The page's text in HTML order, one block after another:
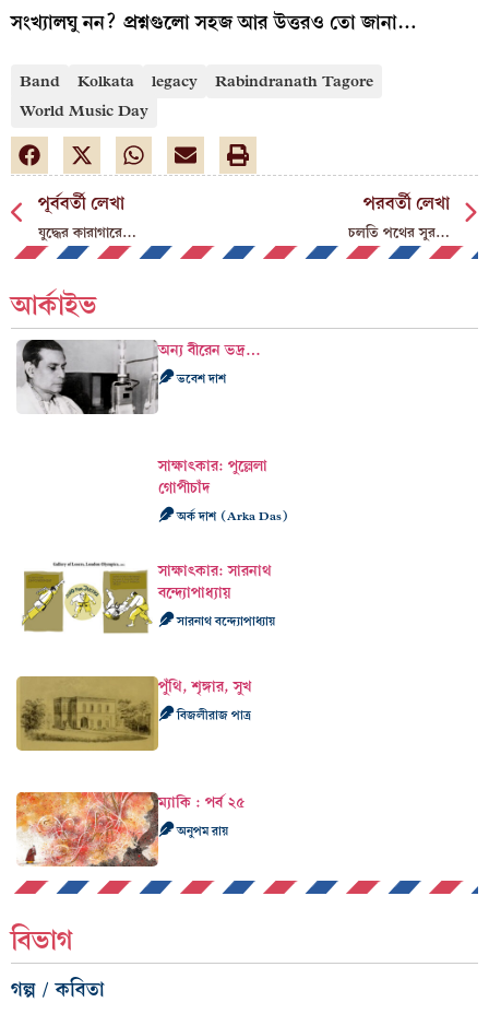
সংখ্যালঘু নন? প্রশ্নগুলো সহজ আর উত্তরও তো জানা…
Band Kolkata legacy
Rabindranath Tagore
World Music Day
পূর্ববর্তী লেখা
যুদ্ধের কারাগারে…
পরবর্তী লেখা
চলতি পথের সুর…
আর্কাইভ
অন্য বীরেন ভদ্র…
ভবেশ দাশ
সাক্ষাৎকার: পুল্লেলা
গোপীচাঁদ
অর্ক দাশ (Arka Das)
সাক্ষাৎকার: সারনাথ
বন্দ্যোপাধ্যায়
সারনাথ বন্দ্যোপাধ্যায়
পুঁথি, শৃঙ্গার, সুখ
বিজলীরাজ পাত্র
ম্যাকি : পর্ব ২৫
অনুপম রায়
বিভাগ
গল্প / কবিতা